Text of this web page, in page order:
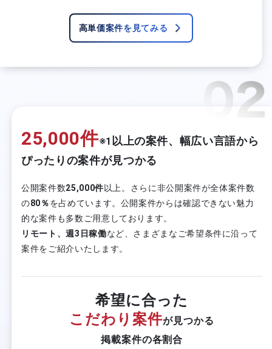
高単価案件を見てみる
25,000件※1 以上の案件、幅広い言語から
ぴったりの案件が見つかる
公開案件数25,000件以上。さらに非公開案件が全体案件数
の80％を占めています。公開案件からは確認できない魅力
的な案件も多数ご用意しております。
リモート、週3日稼働など、さまざまなご希望条件に沿って
案件をご紹介いたします。
希望に合った
こだわり案件が見つかる
掲載案件の各割合